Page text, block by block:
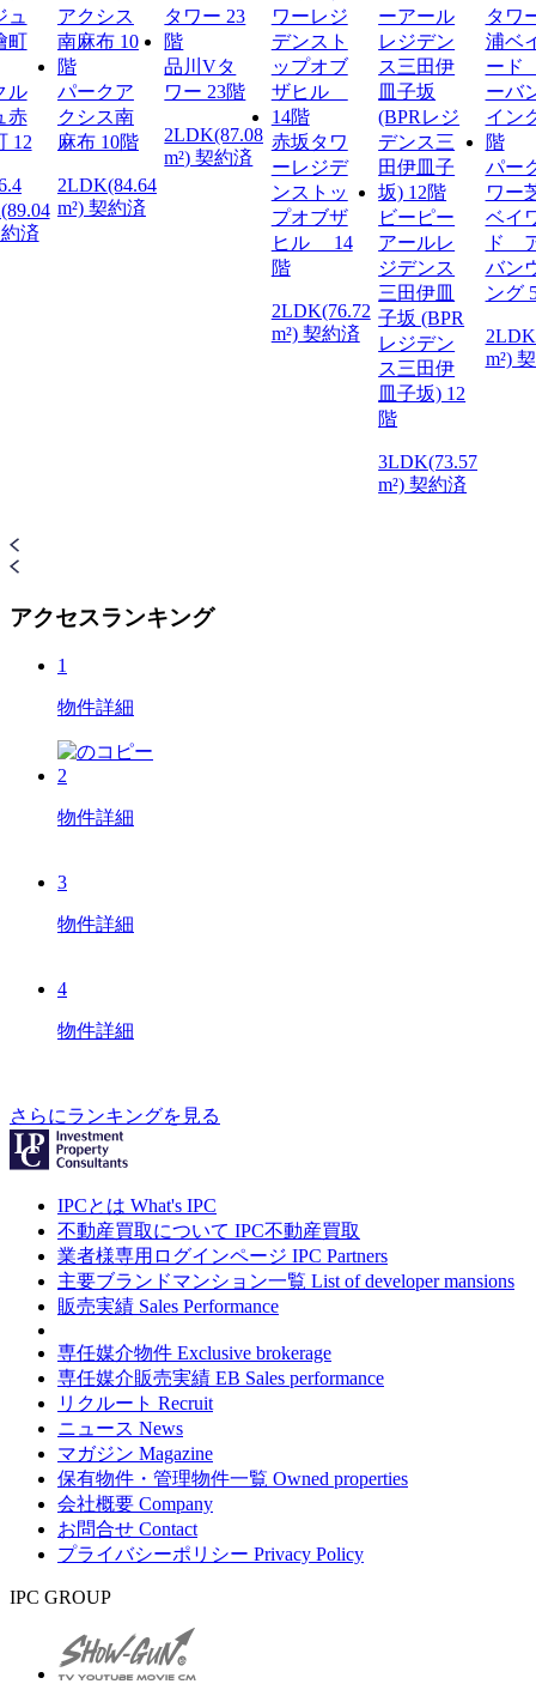
ル
赤
12
済
パークア
クシス南
麻布 10階
2LDK(84.64
m²) 契約済
品川Vタ
ワー 23階
2LDK(87.08
m²) 契約済
赤坂タワ
ーレジデ
ンストッ
プオブザ
ヒル 14
階
2LDK(76.72
m²) 契約済
ビーピー
アールレ
ジデンス
三田伊皿
子坂 (BPR
レジデン
ス三田伊
皿子坂) 12
階
3LDK(73.57
m²) 契約済
パー
ワー
ベイ
ド
バン
ング
m²)
アクセスランキング
1
物件詳細
2
物件詳細
3
物件詳細
4
物件詳細
さらにランキングを見る
IPCとは What's IPC
不動産買取について IPC不動産買取
業者様専用ログインページ IPC Partners
主要ブランドマンション一覧 List of developer mansions
販売実績 Sales Performance
専任媒介物件 Exclusive brokerage
専任媒介販売実績 EB Sales performance
リクルート Recruit
ニュース News
マガジン Magazine
保有物件・管理物件一覧 Owned properties
会社概要 Company
お問合せ Contact
プライバシーポリシー Privacy Policy
IPC GROUP